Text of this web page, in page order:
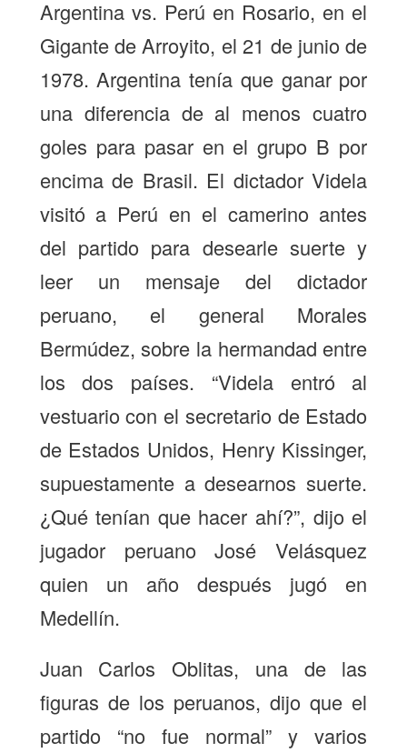
Argentina vs. Perú en Rosario, en el
Gigante de Arroyito, el 21 de junio de
1978. Argentina tenía que ganar por
una diferencia de al menos cuatro
goles para pasar en el grupo B por
encima de Brasil. El dictador Videla
visitó a Perú en el camerino antes
del partido para desearle suerte y
leer un mensaje del dictador
peruano, el general Morales
Bermúdez, sobre la hermandad entre
los dos países. “Videla entró al
vestuario con el secretario de Estado
de Estados Unidos, Henry Kissinger,
supuestamente a desearnos suerte.
¿Qué tenían que hacer ahí?”, dijo el
jugador peruano José Velásquez
quien un año después jugó en
Medellín.
Juan Carlos Oblitas, una de las
figuras de los peruanos, dijo que el
partido “no fue normal” y varios